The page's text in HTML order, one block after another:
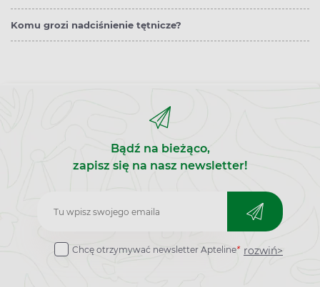
Komu grozi nadciśnienie tętnicze?
Bądź na bieżąco,
zapisz się na nasz newsletter!
Zapisz
do
Chcę otrzymywać newsletter Apteline* rozwiń>